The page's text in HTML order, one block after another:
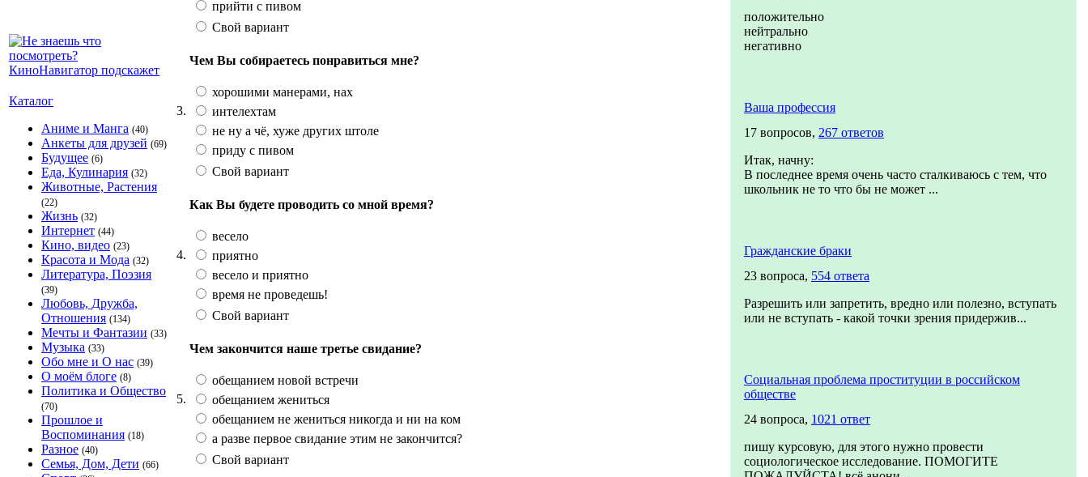
Каталог
Аниме и Манга (40)
Анкеты для друзей (69)
Будущее (6)
Еда, Кулинария (32)
Животные, Растения
(22)
Жизнь (32)
Интернет (44)
Кино, видео (23)
Красота и Мода (32)
Литература, Поэзия
(39)
Любовь, Дружба,
Отношения (134)
Мечты и Фантазии (33)
Музыка (33)
Обо мне и О нас (39)
О моём блоге (8)
Политика и Общество
(70)
Прошлое и
Воспоминания (18)
Разное (40)
Семья, Дом, Дети (66)
прийти с пивом
Свой вариант
3.
Чем Вы собираетесь понравиться мне?
хорошими манерами, нах
интелехтам
не ну а чё, хуже других штоле
приду с пивом
Свой вариант
4.
Как Вы будете проводить со мной время?
весело
приятно
весело и приятно
время не проведешь!
Свой вариант
5.
Чем закончится наше третье свидание?
обещанием новой встречи
обещанием жениться
обещанием не жениться никогда и ни на ком
а разве первое свидание этим не закончится?
Свой вариант
положительно
нейтрально
негативно
Ваша профессия
17 вопросов, 267 ответов
Итак, начну:
В последнее время очень часто сталкиваюсь с тем, что
школьник не то что бы не может ...
Гражданские браки
23 вопроса, 554 ответа
Разрешить или запретить, вредно или полезно, вступать
или не вступать - какой точки зрения придержив...
Социальная проблема проституции в российском
обществе
24 вопроса, 1021 ответ
пишу курсовую, для этого нужно провести
социологическое исследование. ПОМОГИТЕ